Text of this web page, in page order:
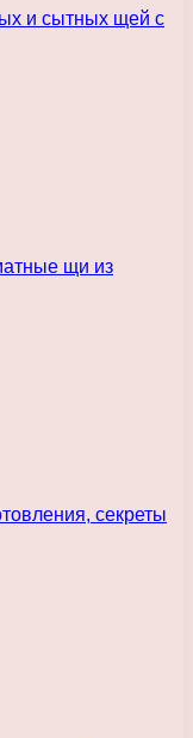
и сытных щей с
щи из
секреты